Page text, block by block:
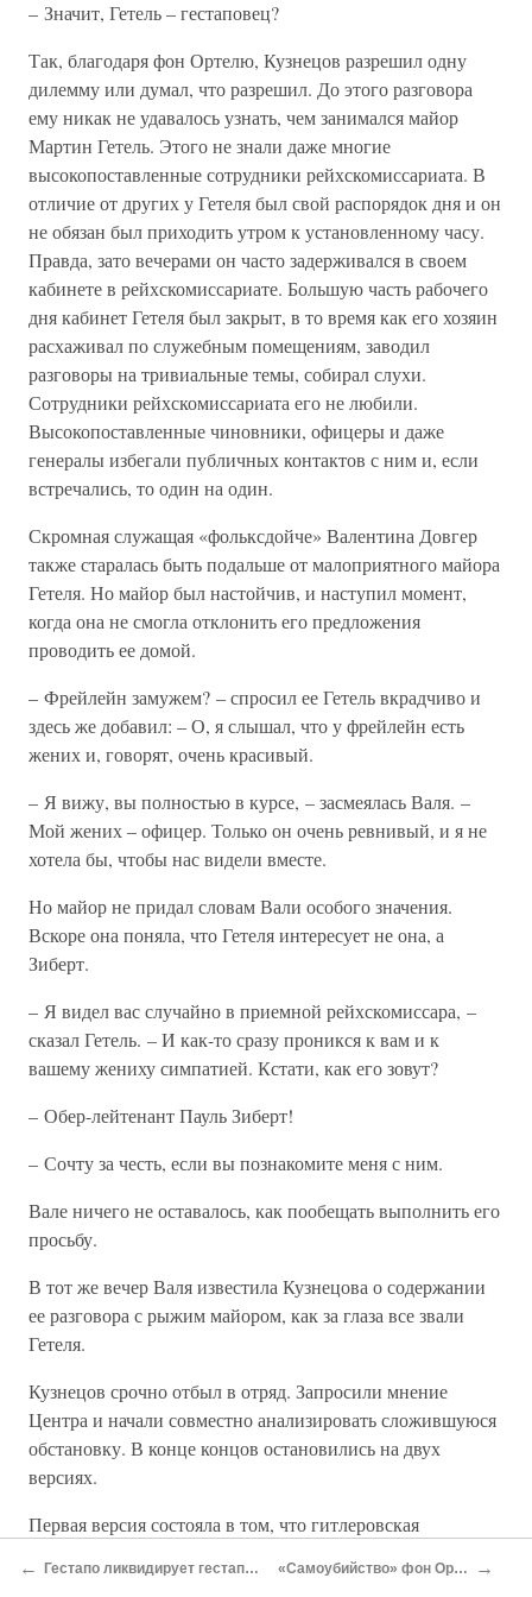
– Значит, Гетель – гестаповец?
Так, благодаря фон Ортелю, Кузнецов разрешил одну
дилемму или думал, что разрешил. До этого разговора
ему никак не удавалось узнать, чем занимался майор
Мартин Гетель. Этого не знали даже многие
высокопоставленные сотрудники рейхскомиссариата. В
отличие от других у Гетеля был свой распорядок дня и он
не обязан был приходить утром к установленному часу.
Правда, зато вечерами он часто задерживался в своем
кабинете в рейхскомиссариате. Большую часть рабочего
дня кабинет Гетеля был закрыт, в то время как его хозяин
расхаживал по служебным помещениям, заводил
разговоры на тривиальные темы, собирал слухи.
Сотрудники рейхскомиссариата его не любили.
Высокопоставленные чиновники, офицеры и даже
генералы избегали публичных контактов с ним и, если
встречались, то один на один.
Скромная служащая «фольксдойче» Валентина Довгер
также старалась быть подальше от малоприятного майора
Гетеля. Но майор был настойчив, и наступил момент,
когда она не смогла отклонить его предложения
проводить ее домой.
– Фрейлейн замужем? – спросил ее Гетель вкрадчиво и
здесь же добавил: – О, я слышал, что у фрейлейн есть
жених и, говорят, очень красивый.
– Я вижу, вы полностью в курсе, – засмеялась Валя. –
Мой жених – офицер. Только он очень ревнивый, и я не
хотела бы, чтобы нас видели вместе.
Но майор не придал словам Вали особого значения.
Вскоре она поняла, что Гетеля интересует не она, а
Зиберт.
– Я видел вас случайно в приемной рейхскомиссара, –
сказал Гетель. – И как-то сразу проникся к вам и к
вашему жениху симпатией. Кстати, как его зовут?
– Обер-лейтенант Пауль Зиберт!
– Сочту за честь, если вы познакомите меня с ним.
Вале ничего не оставалось, как пообещать выполнить его
просьбу.
В тот же вечер Валя известила Кузнецова о содержании
ее разговора с рыжим майором, как за глаза все звали
Гетеля.
Кузнецов срочно отбыл в отряд. Запросили мнение
Центра и начали совместно анализировать сложившуюся
обстановку. В конце концов остановились на двух
версиях.
Первая версия состояла в том, что гитлеровская
Зибертом и поручила Гетелю войти в контакт с Валей,
← Гестапо ликвидирует гестаповцев «Самоубийство» фон Ортеля →